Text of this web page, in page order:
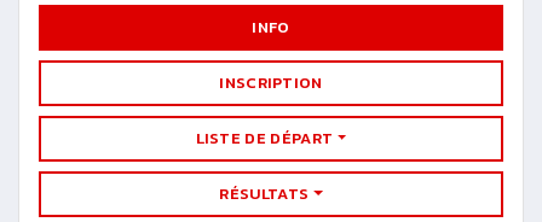
INFO
INSCRIPTION
LISTE DE DÉPART
RÉSULTATS